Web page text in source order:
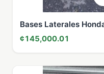
Bases Laterales
¢145,000.01